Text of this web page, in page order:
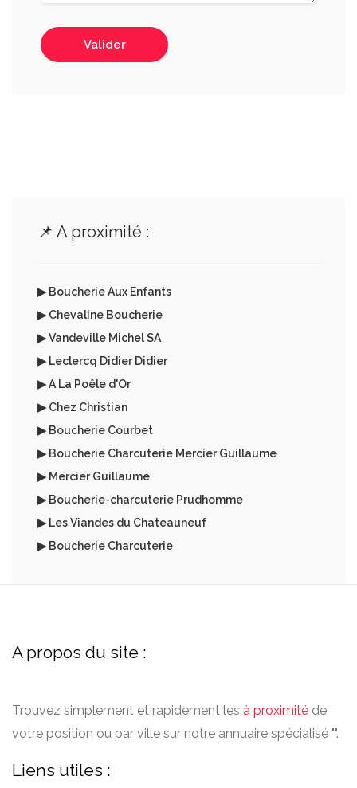
Valider
📌 A proximité :
▶ Boucherie Aux Enfants
▶ Chevaline Boucherie
▶ Vandeville Michel SA
▶ Leclercq Didier Didier
▶ A La Poêle d'Or
▶ Chez Christian
▶ Boucherie Courbet
▶ Boucherie Charcuterie Mercier Guillaume
▶ Mercier Guillaume
▶ Boucherie-charcuterie Prudhomme
▶ Les Viandes du Chateauneuf
▶ Boucherie Charcuterie
A propos du site :
Trouvez simplement et rapidement les à proximité de
votre position ou par ville sur notre annuaire spécialisé "".
Liens utiles :